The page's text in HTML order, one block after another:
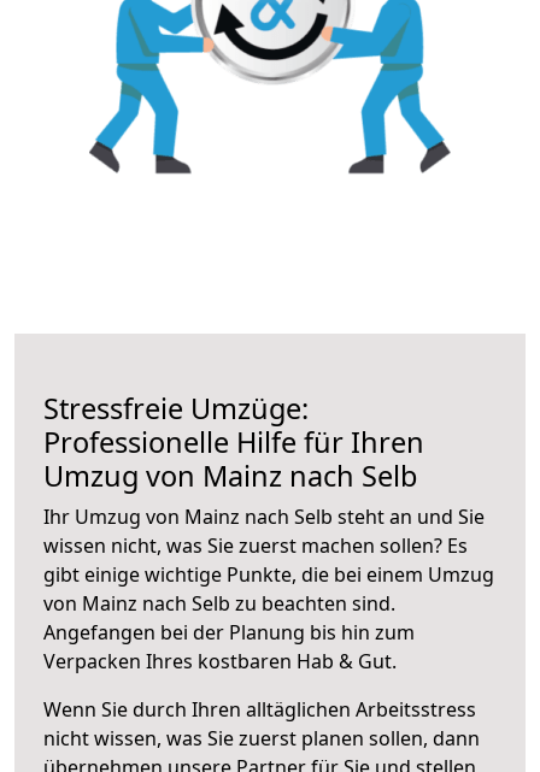
Stressfreie Umzüge:
Professionelle Hilfe für Ihren
Umzug von Mainz nach Selb
Ihr Umzug von Mainz nach Selb steht an und Sie
wissen nicht, was Sie zuerst machen sollen? Es
gibt einige wichtige Punkte, die bei einem Umzug
von Mainz nach Selb zu beachten sind.
Angefangen bei der Planung bis hin zum
Verpacken Ihres kostbaren Hab & Gut.
Wenn Sie durch Ihren alltäglichen Arbeitsstress
nicht wissen, was Sie zuerst planen sollen, dann